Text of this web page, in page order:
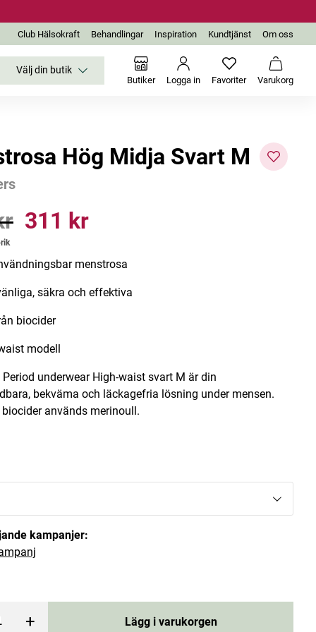
Club Hälsokraft Behandlingar Inspiration Kundtjänst Om oss
Välj din butik
Butiker Logga in FavoriterInga favoriter
Varukorg
Utgår
Lägg i varukorgen
Hög Midja Svart M
Pris: 311 kr
311 kr
menstrosa
säkra och effektiva
biocider
modell
underwear High-waist svart M är din
bekväma och läckagefria lösning under mensen.
används merinoull.
kampanjer:
+ Lägg i varukorgen